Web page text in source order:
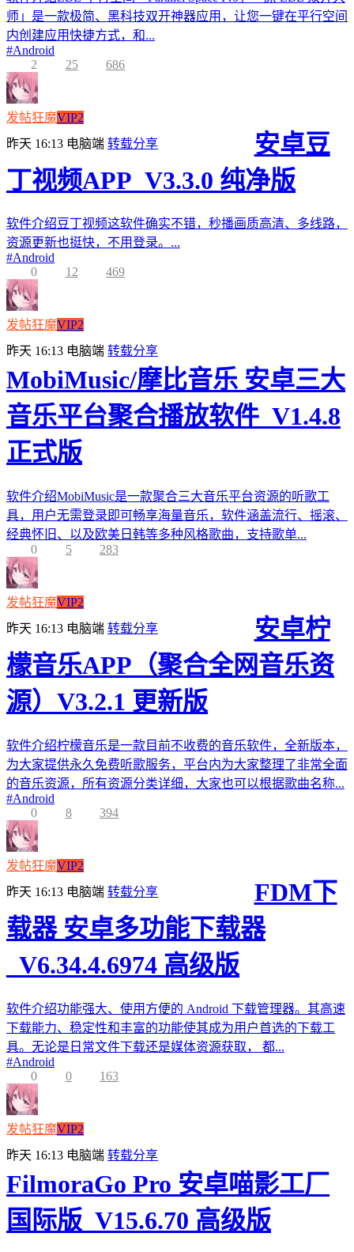
师」是一款极简、黑科技双开神器应用，让您一键在平行空间
内创建应用快捷方式，和...
#Android
2
25 686
发帖狂魔VIP2
昨天 16:13 电脑端 转载分享
安卓豆
丁视频APP_V3.3.0 纯净版
软件介绍豆丁视频这软件确实不错，秒播画质高清、多线路，
资源更新也挺快，不用登录。...
#Android
0
12 469
发帖狂魔VIP2
昨天 16:13 电脑端 转载分享
MobiMusic/摩比音乐 安卓三大
音乐平台聚合播放软件_V1.4.8
正式版
软件介绍MobiMusic是一款聚合三大音乐平台资源的听歌工
具，用户无需登录即可畅享海量音乐，软件涵盖流行、摇滚、
经典怀旧、以及欧美日韩等多种风格歌曲，支持歌单...
0
5 283
发帖狂魔VIP2
昨天 16:13 电脑端 转载分享
安卓柠
檬音乐APP（聚合全网音乐资
源）V3.2.1 更新版
软件介绍柠檬音乐是一款目前不收费的音乐软件，全新版本，
为大家提供永久免费听歌服务，平台内为大家整理了非常全面
的音乐资源，所有资源分类详细，大家也可以根据歌曲名称...
#Android
0
8 394
发帖狂魔VIP2
昨天 16:13 电脑端 转载分享
FDM下
载器 安卓多功能下载器
_V6.34.4.6974 高级版
软件介绍功能强大、使用方便的 Android 下载管理器。其高速
下载能力、稳定性和丰富的功能使其成为用户首选的下载工
具。无论是日常文件下载还是媒体资源获取， 都...
#Android
0
0 163
发帖狂魔VIP2
昨天 16:13 电脑端 转载分享
FilmoraGo Pro 安卓喵影工厂
国际版_V15.6.70 高级版